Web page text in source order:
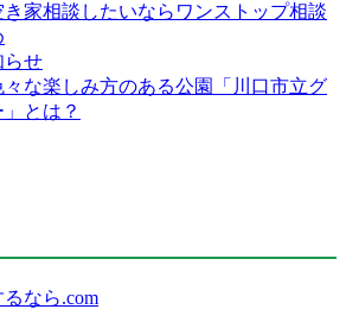
家相談したいならワンストップ相談
らせ
々な楽しみ方のある公園「川口市立グ
とは？